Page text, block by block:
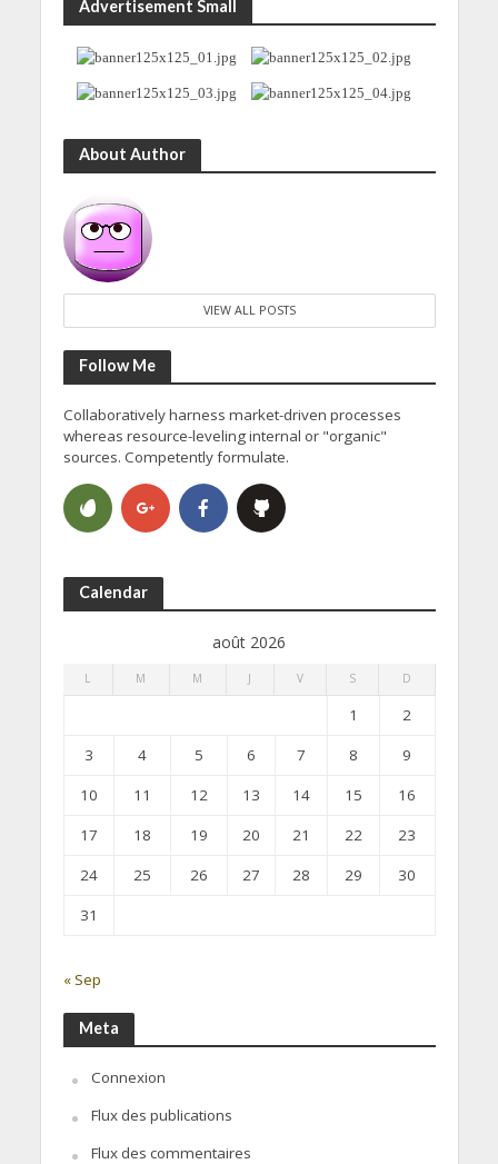
Advertisement Small
About Author
VIEW ALL POSTS
Follow Me
Collaboratively harness market-driven processes
whereas resource-leveling internal or "organic"
sources. Competently formulate.
Calendar
août 2026
L M M J V S D
1
2
3
4 5 6 7 8
9
10
11 12 13 14 15
16
17
18 19 20 21 22
23
24
25 26 27 28 29
30
31
« Sep
Meta
Connexion
Flux des publications
Flux des commentaires